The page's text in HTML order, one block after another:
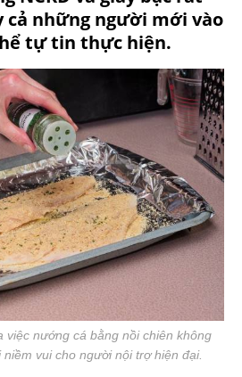
cả những người mới vào
tự tin thực hiện.
việc nướng cá bằng nồi chiên không
vui cho người nội trợ hiện đại.